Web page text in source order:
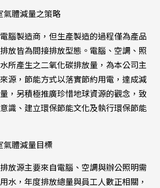
氣體減量之策略
腦製造商，但生產製造的過程僅為產品
放皆為間接排放型態。電腦、空調、照
所產生之二氧化碳排放量，為本公司主
源，節能方式以落實節約用電，達成減
，另積極推廣珍惜地球資源的觀念，致
識、建立環保節能文化及執行環保節能
氣體減量目標
放源主要來自電腦、空調與辦公照明需
水，年度排放總量與員工人數正相關，